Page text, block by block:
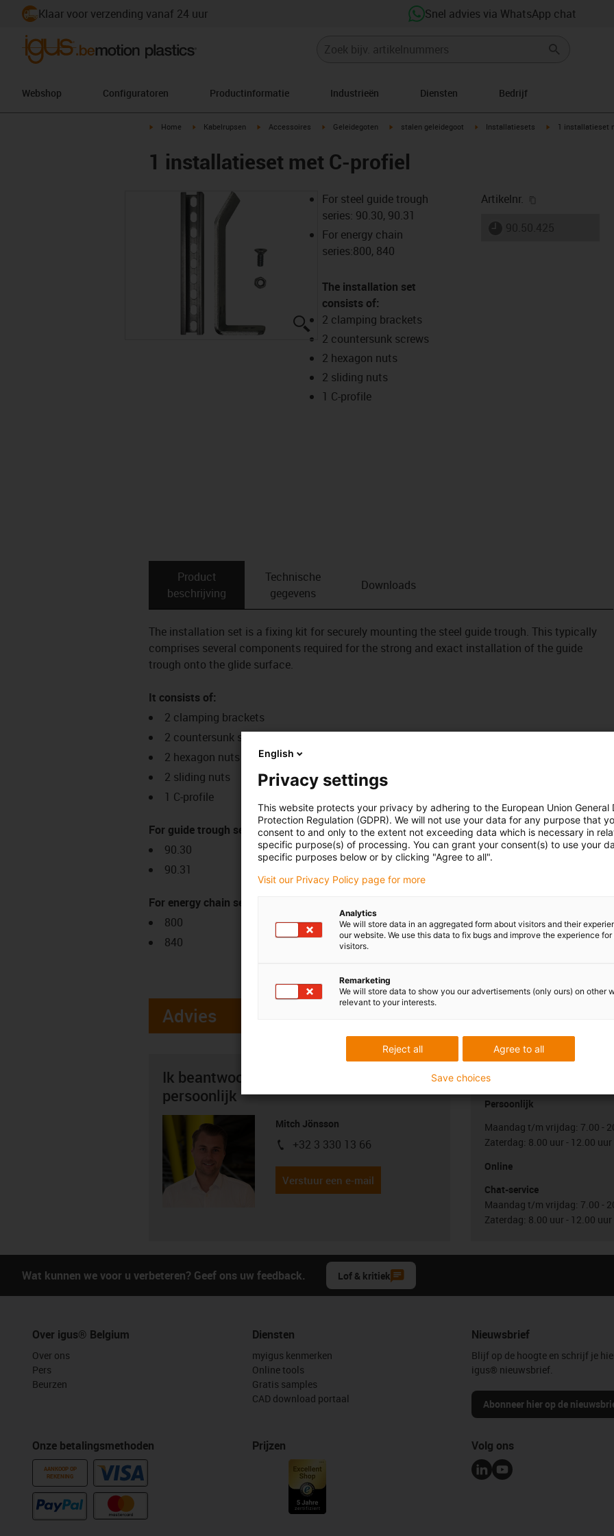
Klaar voor verzending vanaf 24 uur Snel advies via WhatsApp chat
Webshop Configuratoren Productinformatie Industrieën Diensten Bedrijf
igus-icon-arrow-right
Home igus-icon-arrow-right
Kabelrupsen igus-icon-arrow-right
Accessoires igus-icon-arrow-right
Geleidegoten igus-icon-arrow-right
stalen geleidegoot igus-icon-arrow-right
Installatiesets igus-icon-arrow-
1 installatieset
1 installatieset met C-profiel
igus-icon-lupe
For steel guide trough
series: 90.30, 90.31
For energy chain
series:800, 840
The installation set
consists of:
2 clamping brackets
2 countersunk screws
2 hexagon nuts
2 sliding nuts
1 C-profile
Artikelnr.
Product
beschrijving
Technische
gegevens
Downloads
The installation set is a fixing kit for securely mounting the steel guide trough. This typically
comprises several components required for the strong and exact installation of the guide
trough onto the glide surface.
It consists of:
2 clamping brackets
2 countersunk screws
2 hexagon nuts
2 sliding nuts
1 C-profile
For guide trough series:
90.30
90.31
For energy chain series:
800
840
Advies
Ik beantwoord graag uw vragen
persoonlijk
Mitch Jönsson
igus-icon-phone
+32 3 330 13 66
Verstuur een e-mail
Overleg en levering
Persoonlijk
Maandag t/m vrijdag: 7.00 -
Zaterdag: 8.00 uur - 12.00 uur
Online
Chat-service
Maandag t/m vrijdag: 7.00 -
Zaterdag: 8.00 uur - 12.00 uur
Wat kunnen we voor u verbeteren? Geef ons uw feedback. Lof & kritiek
Over igus® Belgium
Over ons
Pers
Beurzen
Onze betalingsmethoden
AANKOOP OP
REKENING
Diensten
myigus kenmerken
Online tools
Gratis samples
CAD download portaal
Prijzen
Nieuwsbrief
Blijf op de hoogte en schrijf je
igus® nieuwsbrief.
Abonneer hier op de
Volg ons
English
Privacy settings
This website protects your privacy by adhering to the European Union General
Protection Regulation (GDPR). We will not use your data for any purpose that
consent to and only to the extent not exceeding data which is necessary in
specific purpose(s) of processing. You can grant your consent(s) to use your
specific purposes below or by clicking "Agree to all".
Visit our Privacy Policy page for more
Analytics
We will store data in an aggregated form about visitors and their
our website. We use this data to fix bugs and improve the experience for
visitors.
Remarketing
We will store data to show you our advertisements (only ours) on other
relevant to your interests.
Agree to all
Reject all
Save choices